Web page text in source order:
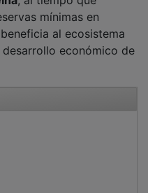
mínimas en
al ecosistema
económico de